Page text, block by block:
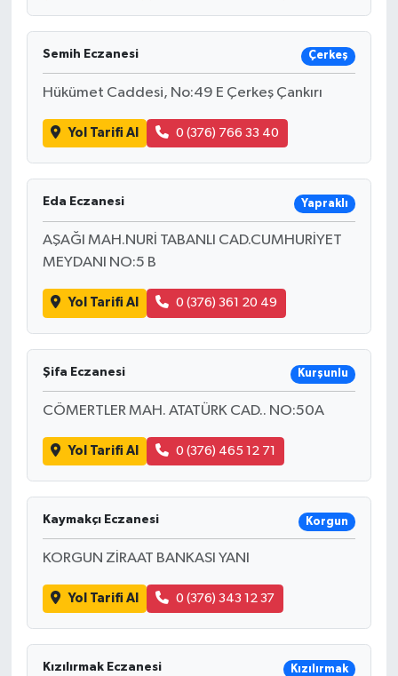
Semih Eczanesi Çerkeş
Hükümet Caddesi, No:49 E Çerkeş Çankırı
Yol Tarifi Al 0 (376) 766 33 40
Eda Eczanesi Yapraklı
AŞAĞI MAH.NURİ TABANLI CAD.CUMHURİYET
MEYDANI NO:5 B
Yol Tarifi Al 0 (376) 361 20 49
Şifa Eczanesi Kurşunlu
CÖMERTLER MAH. ATATÜRK CAD.. NO:50A
Yol Tarifi Al 0 (376) 465 12 71
Kaymakçı Eczanesi Korgun
KORGUN ZİRAAT BANKASI YANI
Yol Tarifi Al 0 (376) 343 12 37
Kızılırmak Eczanesi Kızılırmak